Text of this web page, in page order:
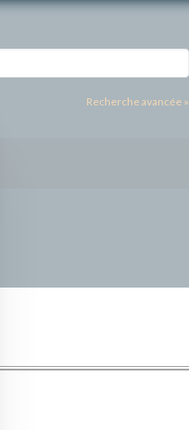
Recherche avancée »